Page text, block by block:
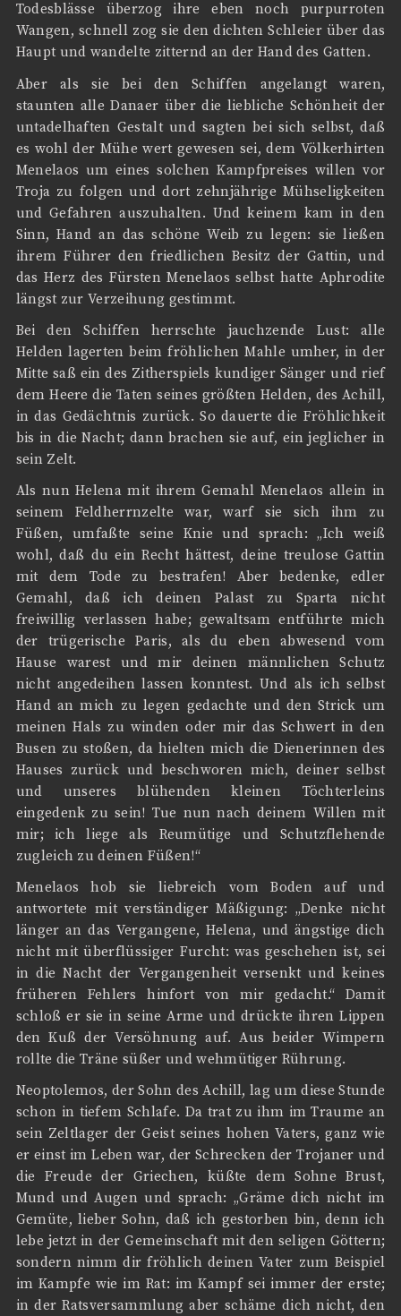
Todesblässe überzog ihre eben noch purpurroten
Wangen, schnell zog sie den dichten Schleier über das
Haupt und wandelte zitternd an der Hand des Gatten.
Aber als sie bei den Schiffen angelangt waren,
staunten alle Danaer über die liebliche Schönheit der
untadelhaften Gestalt und sagten bei sich selbst, daß
es wohl der Mühe wert gewesen sei, dem Völkerhirten
Menelaos um eines solchen Kampfpreises willen vor
Troja zu folgen und dort zehnjährige Mühseligkeiten
und Gefahren auszuhalten. Und keinem kam in den
Sinn, Hand an das schöne Weib zu legen: sie ließen
ihrem Führer den friedlichen Besitz der Gattin, und
das Herz des Fürsten Menelaos selbst hatte Aphrodite
längst zur Verzeihung gestimmt.
Bei den Schiffen herrschte jauchzende Lust: alle
Helden lagerten beim fröhlichen Mahle umher, in der
Mitte saß ein des Zitherspiels kundiger Sänger und rief
dem Heere die Taten seines größten Helden, des Achill,
in das Gedächtnis zurück. So dauerte die Fröhlichkeit
bis in die Nacht; dann brachen sie auf, ein jeglicher in
sein Zelt.
Als nun Helena mit ihrem Gemahl Menelaos allein in
seinem Feldherrnzelte war, warf sie sich ihm zu
Füßen, umfaßte seine Knie und sprach: „Ich weiß
wohl, daß du ein Recht hättest, deine treulose Gattin
mit dem Tode zu bestrafen! Aber bedenke, edler
Gemahl, daß ich deinen Palast zu Sparta nicht
freiwillig verlassen habe; gewaltsam entführte mich
der trügerische Paris, als du eben abwesend vom
Hause warest und mir deinen männlichen Schutz
nicht angedeihen lassen konntest. Und als ich selbst
Hand an mich zu legen gedachte und den Strick um
meinen Hals zu winden oder mir das Schwert in den
Busen zu stoßen, da hielten mich die Dienerinnen des
Hauses zurück und beschworen mich, deiner selbst
und unseres blühenden kleinen Töchterleins
eingedenk zu sein! Tue nun nach deinem Willen mit
mir; ich liege als Reumütige und Schutzflehende
zugleich zu deinen Füßen!“
Menelaos hob sie liebreich vom Boden auf und
antwortete mit verständiger Mäßigung: „Denke nicht
länger an das Vergangene, Helena, und ängstige dich
nicht mit überflüssiger Furcht: was geschehen ist, sei
in die Nacht der Vergangenheit versenkt und keines
früheren Fehlers hinfort von mir gedacht.“ Damit
schloß er sie in seine Arme und drückte ihren Lippen
den Kuß der Versöhnung auf. Aus beider Wimpern
rollte die Träne süßer und wehmütiger Rührung.
Neoptolemos, der Sohn des Achill, lag um diese Stunde
schon in tiefem Schlafe. Da trat zu ihm im Traume an
sein Zeltlager der Geist seines hohen Vaters, ganz wie
er einst im Leben war, der Schrecken der Trojaner und
die Freude der Griechen, küßte dem Sohne Brust,
Mund und Augen und sprach: „Gräme dich nicht im
Gemüte, lieber Sohn, daß ich gestorben bin, denn ich
lebe jetzt in der Gemeinschaft mit den seligen Göttern;
sondern nimm dir fröhlich deinen Vater zum Beispiel
im Kampfe wie im Rat: im Kampf sei immer der erste;
in der Ratsversammlung aber schäme dich nicht, den